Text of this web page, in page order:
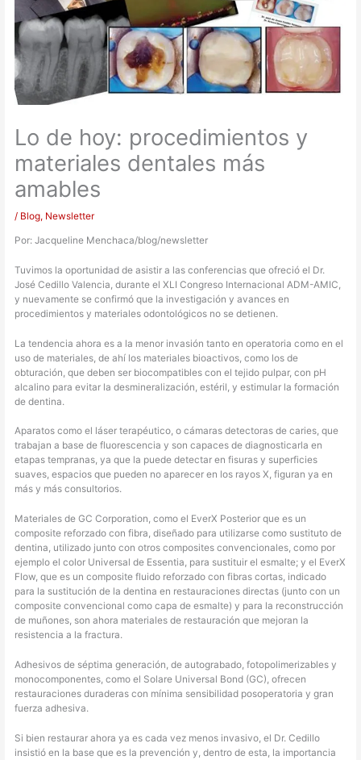
Lo de hoy: procedimientos y
materiales dentales más
amables
/ Blog, Newsletter
Por: Jacqueline Menchaca/blog/newsletter
Tuvimos la oportunidad de asistir a las conferencias que ofreció el Dr.
José Cedillo Valencia, durante el XLI Congreso Internacional ADM-AMIC,
y nuevamente se confirmó que la investigación y avances en
procedimientos y materiales odontológicos no se detienen.
La tendencia ahora es a la menor invasión tanto en operatoria como en el
uso de materiales, de ahí los materiales bioactivos, como los de
obturación, que deben ser biocompatibles con el tejido pulpar, con pH
alcalino para evitar la desmineralización, estéril, y estimular la formación
de dentina.
Aparatos como el láser terapéutico, o cámaras detectoras de caries, que
trabajan a base de fluorescencia y son capaces de diagnosticarla en
etapas tempranas, ya que la puede detectar en fisuras y superficies
suaves, espacios que pueden no aparecer en los rayos X, figuran ya en
más y más consultorios.
Materiales de GC Corporation, como el EverX Posterior que es un
composite reforzado con fibra, diseñado para utilizarse como sustituto de
dentina, utilizado junto con otros composites convencionales, como por
ejemplo el color Universal de Essentia, para sustituir el esmalte; y el EverX
Flow, que es un composite fluido reforzado con fibras cortas, indicado
para la sustitución de la dentina en restauraciones directas (junto con un
composite convencional como capa de esmalte) y para la reconstrucción
de muñones, son ahora materiales de restauración que mejoran la
resistencia a la fractura.
Adhesivos de séptima generación, de autograbado, fotopolimerizables y
monocomponentes, como el Solare Universal Bond (GC), ofrecen
restauraciones duraderas con mínima sensibilidad posoperatoria y gran
fuerza adhesiva.
Si bien restaurar ahora ya es cada vez menos invasivo, el Dr. Cedillo
insistió en la base que es la prevención y, dentro de esta, la importancia